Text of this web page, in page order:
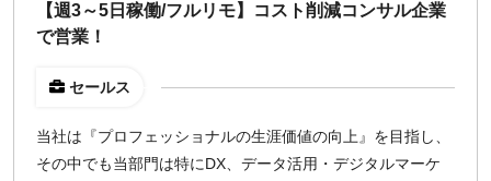
週5日
週3日
週1日
【週3～5日稼働/フルリモ】コスト削減コンサル企業
で営業！
セールス
当社は『プロフェッショナルの生涯価値の向上』を目指し、
その中でも当部門は特にDX、データ活用・デジタルマーケ